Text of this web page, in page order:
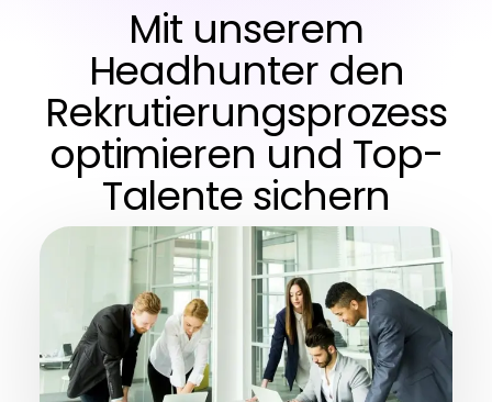
Mit unserem
Headhunter den
Rekrutierungsprozess
optimieren und Top-
Talente sichern